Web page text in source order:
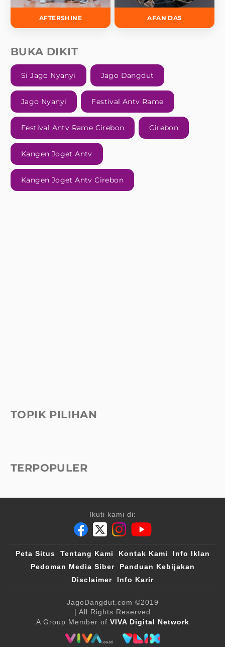
AFTERSHINE AFAN DA5
BUKA DIKIT
Si Jago Nyanyi Jago Dangdut
Jago Nyanyi Festival Antv Rame
Festival Antv Rame Cirebon Cirebon
Kangen Joget Antv
Kangen Joget Antv Cirebon
TOPIK PILIHAN
TERPOPULER
Ikuti kami di:
Peta Situs Tentang Kami Kontak Kami
Info Iklan
Pedoman Media Siber
Panduan Kebijakan
Disclaimer
Info Karir
JagoDangdut.com ©2019
| All Rights Reserved
A Group Member of VIVA Digital Network